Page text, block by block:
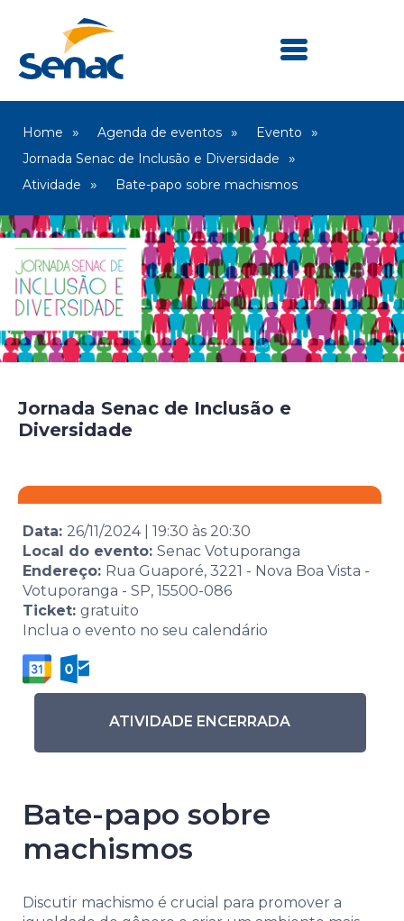
Home Agenda de eventos
Evento
Jornada Senac de Inclusão e Diversidade
Atividade
Bate-papo sobre machismos
Jornada Senac de Inclusão e
Diversidade
Data: 26/11/2024| 19:30 às 20:30
Local do evento: Senac Votuporanga
Endereço: Rua Guaporé, 3221 - Nova Boa Vista -
Votuporanga - SP, 15500-086
Ticket: gratuito
Inclua o evento no seu calendário
ATIVIDADE ENCERRADA
Bate-papo sobre
machismos
Discutir machismo é crucial para promover a